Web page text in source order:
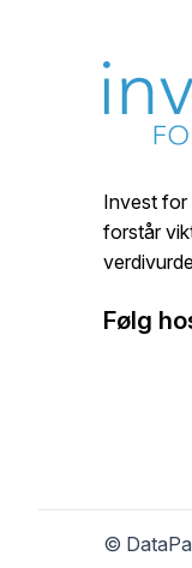
Invest for
forstår
Følg
©